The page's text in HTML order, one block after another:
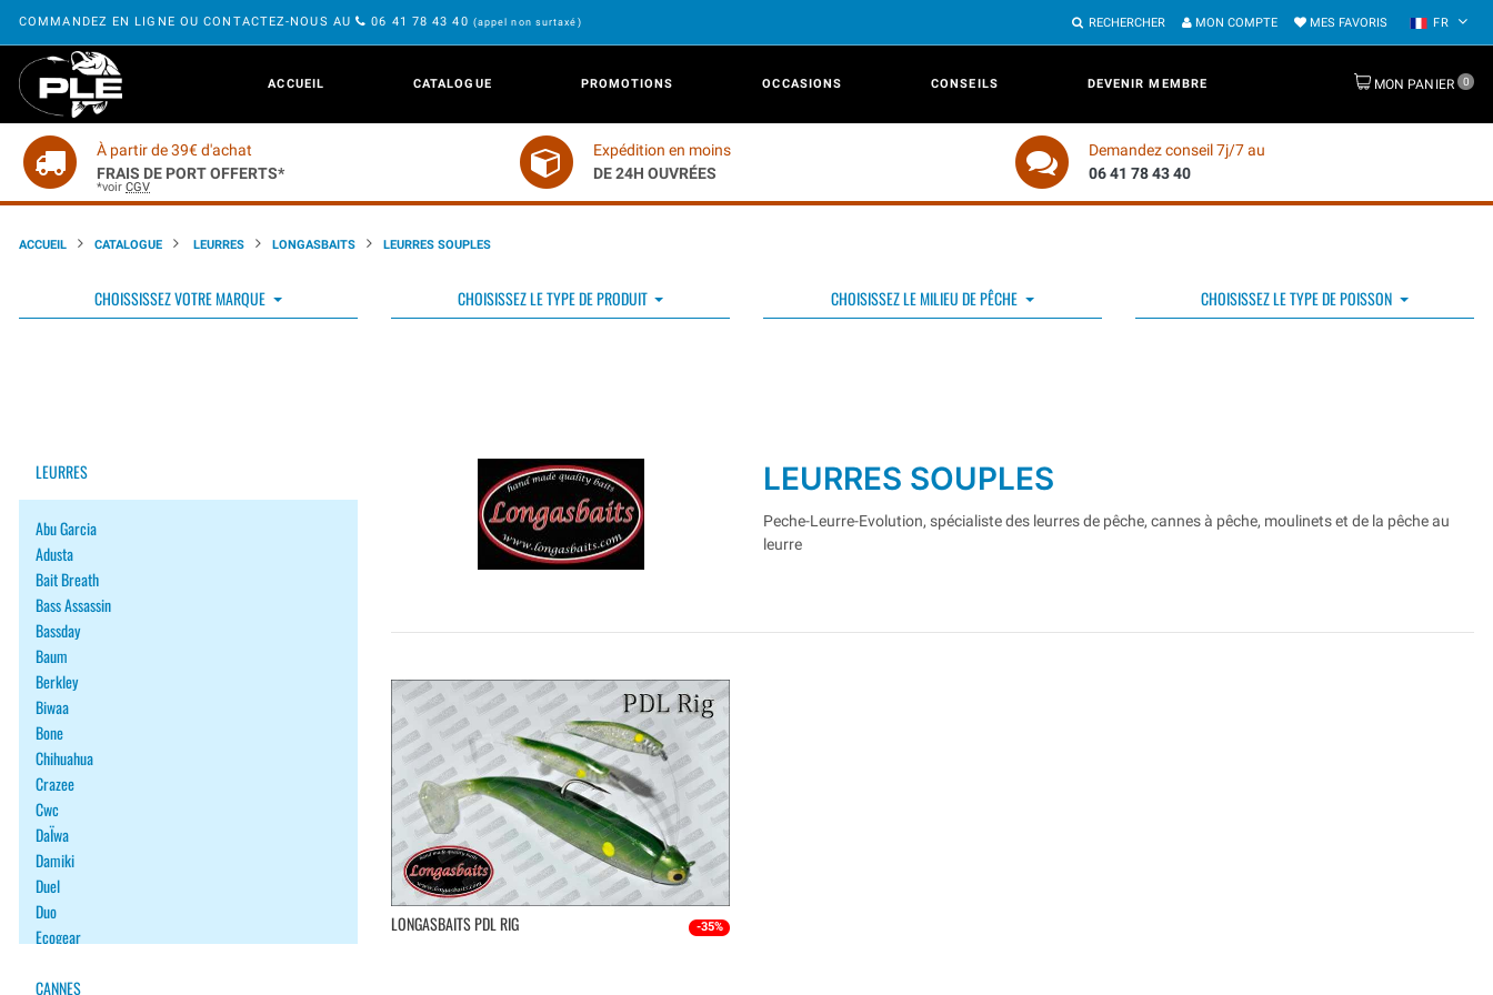
COMMANDEZ EN LIGNE OU CONTACTEZ-NOUS AU 06 41 78 43 40 (appel non surtaxé) RECHERCHER MON COMPTE MES FAVORIS FR
ACCUEIL CATALOGUE PROMOTIONS OCCASIONS CONSEILS DEVENIR MEMBRE MON PANIER 0
À partir de 39€ d'achat
FRAIS DE PORT OFFERTS*
*voir CGV
Expédition en moins
DE 24H OUVRÉES
Demandez conseil 7j/7 au
06 41 78 43 40
ACCUEIL CATALOGUE LEURRES LONGASBAITS LEURRES SOUPLES
CHOISSISSEZ VOTRE MARQUE CHOISISSEZ LE TYPE DE PRODUIT CHOISISSEZ LE MILIEU DE PÊCHE CHOISISSEZ LE TYPE DE POISSON
LEURRES SOUPLES
Peche-Leurre-Evolution, spécialiste des leurres de pêche, cannes à pêche, moulinets et de la pêche au
leurre
LONGASBAITS PDL RIG -35%
LEURRES
Abu Garcia
Adusta
Bait Breath
Bass Assassin
Bassday
Baum
Berkley
Biwaa
Bone
Chihuahua
Crazee
Cwc
DaÏwa
Damiki
Duel
Duo
Ecogear
Fish Arrow
CANNES